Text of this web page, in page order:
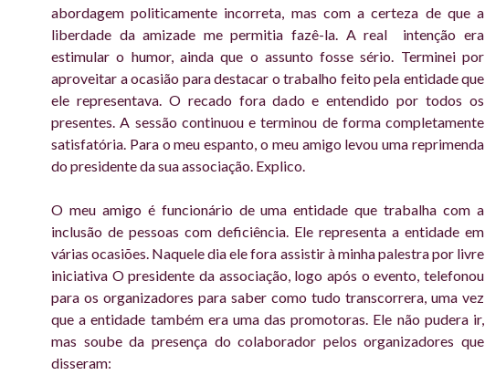
abordagem politicamente incorreta, mas com a certeza de que a
liberdade da amizade me permitia fazê-la. A real intenção era
estimular o humor, ainda que o assunto fosse sério. Terminei por
aproveitar a ocasião para destacar o trabalho feito pela entidade que
ele representava. O recado fora dado e entendido por todos os
presentes. A sessão continuou e terminou de forma completamente
satisfatória. Para o meu espanto, o meu amigo levou uma reprimenda
do presidente da sua associação. Explico.
O meu amigo é funcionário de uma entidade que trabalha com a
inclusão de pessoas com deficiência. Ele representa a entidade em
várias ocasiões. Naquele dia ele fora assistir à minha palestra por livre
iniciativa O presidente da associação, logo após o evento, telefonou
para os organizadores para saber como tudo transcorrera, uma vez
que a entidade também era uma das promotoras. Ele não pudera ir,
mas soube da presença do colaborador pelos organizadores que
disseram: